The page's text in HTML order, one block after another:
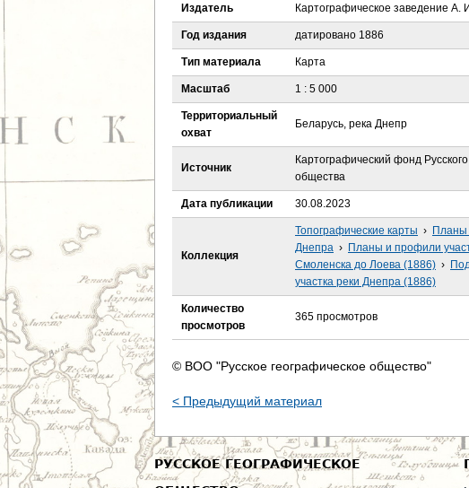
з
д
е
с
ь
Издатель Картографическое заведение А.
Год издания датировано 1886
Тип материала Карта
Масштаб 1 : 5 000
Территориальный
охват
Беларусь, река Днепр
Источник
Картографический фонд
общества
Дата публикации 30.08.2023
Коллекция
Топографические карты › Планы
Днепра › Планы и профили
Смоленска до Лоева (1886) ›
участка реки Днепра (1886)
Количество
просмотров
365 просмотров
© ВОО "Русское географическое общество"
< Предыдущий материал
РУССКОЕ ГЕОГРАФИЧЕСКОЕ